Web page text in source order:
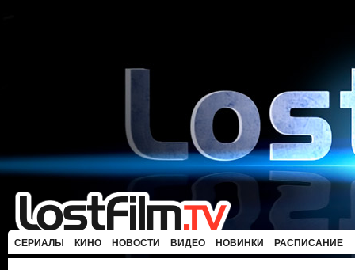
СЕРИАЛЫ КИНО НОВОСТИ ВИДЕО НОВИНКИ РАСПИСАНИЕ